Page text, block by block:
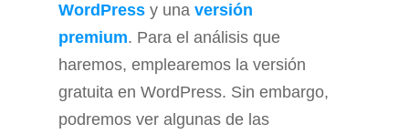
WordPress y una versión
premium. Para el análisis que
haremos, emplearemos la versión
gratuita en WordPress. Sin embargo,
podremos ver algunas de las